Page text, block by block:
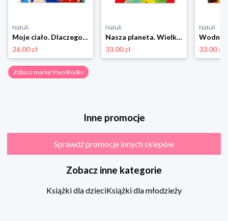
Natuli
Moje ciało. Dlaczego? Pytania i odpowiedzi dla maluchów Yoyo books
26.00 zł
Natuli
Nasza planeta. Wielka księga małych odkrywców Yoyo books
33.00 zł
Natuli
33.00 zł
Zobacz markę Yoyo Books
Inne promocje
Sprawdź promocje innych sklepów
Zobacz inne kategorie
Książki dla dzieciKsiążki dla młodzieży